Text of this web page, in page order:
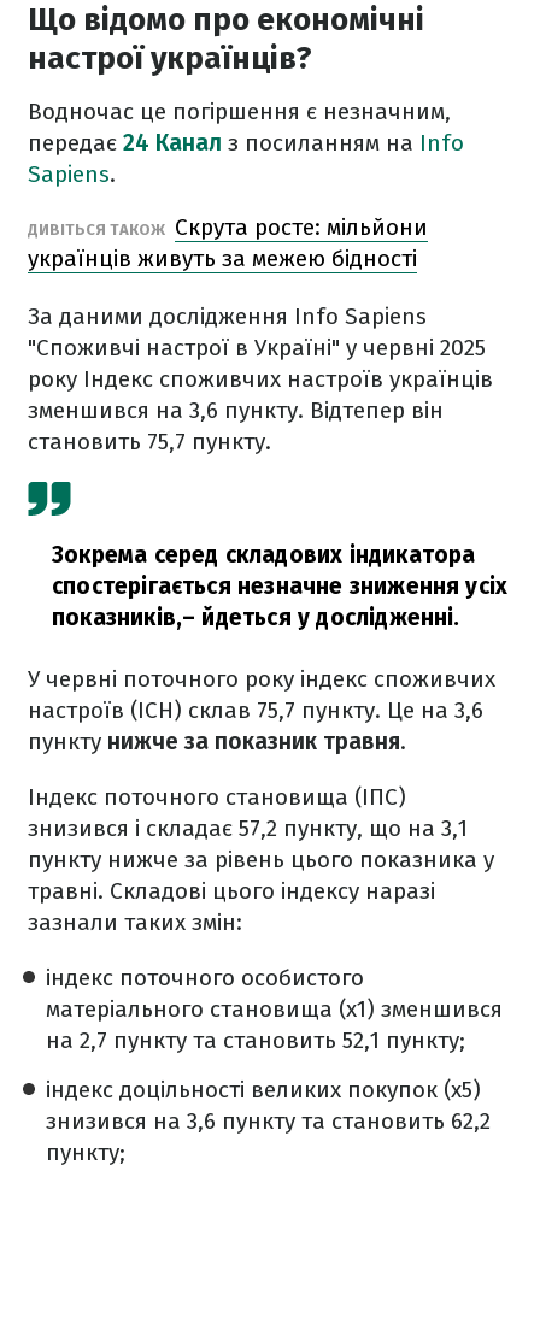
Що відомо про економічні
настрої українців?
Водночас це погіршення є незначним,
передає 24 Канал з посиланням на Info
Sapiens.
ДИВІТЬСЯ ТАКОЖ Скрута росте: мільйони
українців живуть за межею бідності
За даними дослідження Info Sapiens
"Споживчі настрої в Україні" у червні 2025
року Індекс споживчих настроїв українців
зменшився на 3,6 пункту. Відтепер він
становить 75,7 пункту.
Зокрема серед складових індикатора
спостерігається незначне зниження усіх
показників,– йдеться у дослідженні.
У червні поточного року індекс споживчих
настроїв (ІСН) склав 75,7 пункту. Це на 3,6
пункту нижче за показник травня.
Індекс поточного становища (ІПС)
знизився і складає 57,2 пункту, що на 3,1
пункту нижче за рівень цього показника у
травні. Складові цього індексу наразі
зазнали таких змін:
індекс поточного особистого
матеріального становища (х1) зменшився
на 2,7 пункту та становить 52,1 пункту;
індекс доцільності великих покупок (х5)
знизився на 3,6 пункту та становить 62,2
пункту;